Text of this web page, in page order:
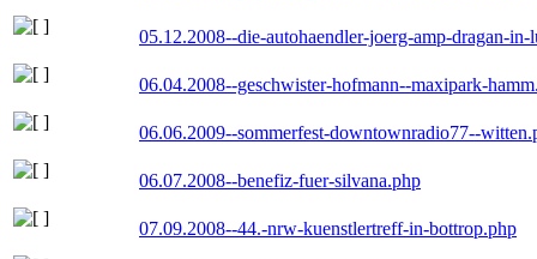
05.12.2008--die-autohaendler-joerg-amp-dragan-in-
06.04.2008--geschwister-hofmann--maxipark-
06.06.2009--sommerfest-downtownradio77--
06.07.2008--benefiz-fuer-silvana.php
07.09.2008--44.-nrw-kuenstlertreff-in-bottrop.php